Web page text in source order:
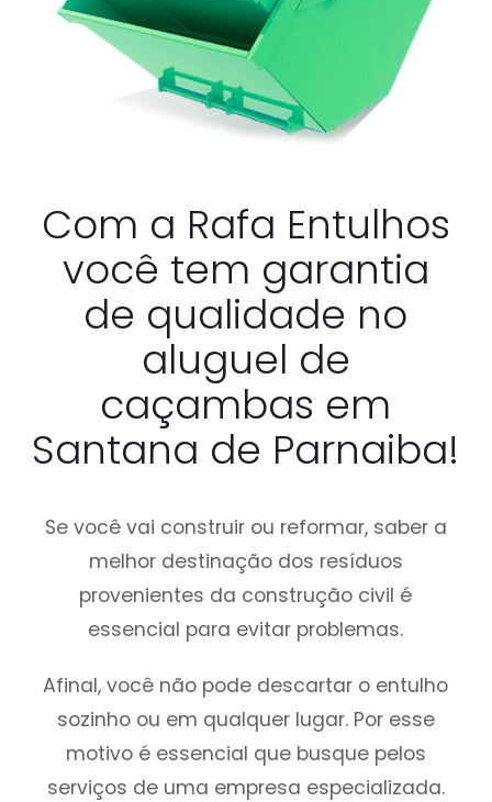
Com a Rafa Entulhos
você tem garantia
de qualidade no
aluguel de
caçambas em
Santana de Parnaiba!
Se você vai construir ou reformar, saber a
melhor destinação dos resíduos
provenientes da construção civil é
essencial para evitar problemas.
Afinal, você não pode descartar o entulho
sozinho ou em qualquer lugar. Por esse
motivo é essencial que busque pelos
serviços de uma empresa especializada.